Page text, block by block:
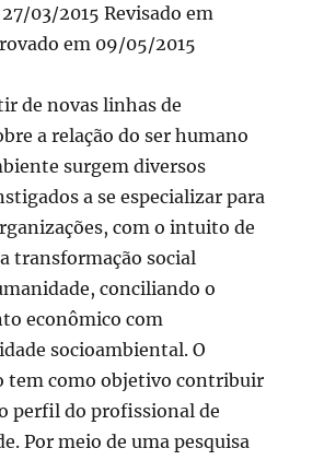
03/2015 Revisado em
em 09/05/2015
de novas linhas de
a relação do ser humano
surgem diversos
a se especializar para
com o intuito de
transformação social
conciliando o
econômico com
socioambiental. O
tem como objetivo contribuir
perfil do profissional de
Por meio de uma pesquisa